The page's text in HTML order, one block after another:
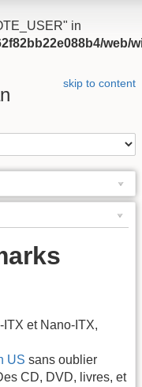
in
skip to content
et Nano-ITX,
US sans oublier
CD, DVD, livres, et